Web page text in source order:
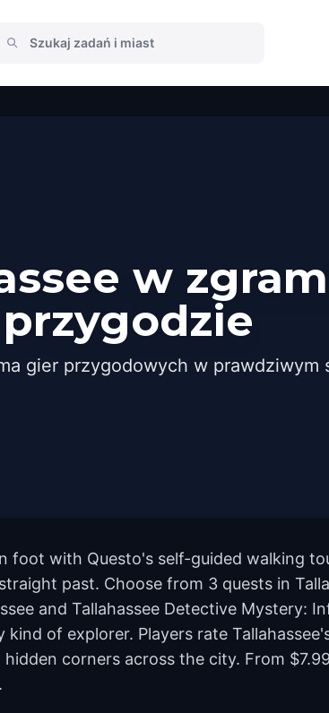
w
przygodzie
gier przygodowych w prawdziwym
foot with Questo's self-guided walking
past. Choose from 3 quests in
and Tallahassee Detective Mystery:
of explorer. Players rate
corners across the city. From